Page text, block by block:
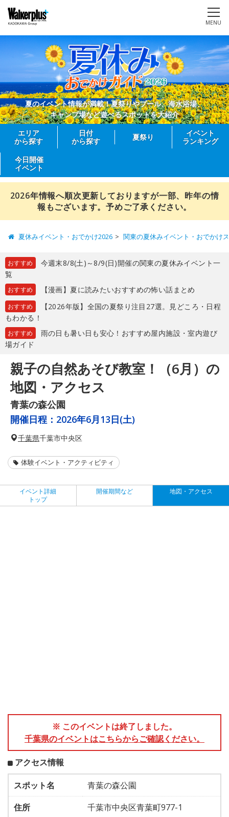
MENU
夏のイベント情報が満載！夏祭りやプール、海水浴場、
キャンプ場など遊べるスポットを大紹介
エリア
から探す
日付
から探す
夏祭り
イベント
ランキング
今日開催
イベント
2026年情報へ順次更新しておりますが一部、昨年の情
報もございます。予めご了承ください。
夏休みイベント・おでかけ2026 関東の夏休みイベント・おでかけ
おすすめ
今週末8/8(土)～8/9(日)開催の関東の夏休みイベント一
覧
おすすめ 【漫画】夏に読みたいおすすめの怖い話まとめ
おすすめ
【2026年版】全国の夏祭り注目27選。見どころ・日程
もわかる！
おすすめ
雨の日も暑い日も安心！おすすめ屋内施設・室内遊び
場ガイド
親子の自然あそび教室！（6月）の
地図・アクセス
青葉の森公園
開催日程： 2026年6月13日(土)
千葉県千葉市中央区
体験イベント・アクティビティ
イベント詳細
トップ
開催期間など 地図・アクセス
※ このイベントは終了しました。
千葉県のイベントはこちらからご確認ください。
アクセス情報
スポット名
青葉の森公園
住所
千葉市中央区青葉町977-1